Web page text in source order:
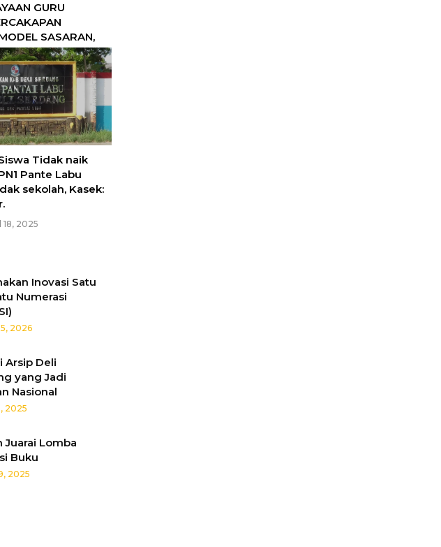
GURU
SASARAN,
PEMECAHAN
AKSI,
DI UPT SPF SMP
27, 2025
Tidak naik
Pante Labu
sekolah, Kasek:
18, 2025
Inovasi Satu
Numerasi
2026
Arsip Deli
yang Jadi
Nasional
2025
Juarai Lomba
Buku
2025